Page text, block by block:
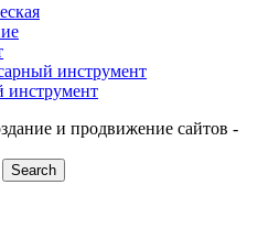
инструмент
инструмент
и продвижение сайтов -
Search